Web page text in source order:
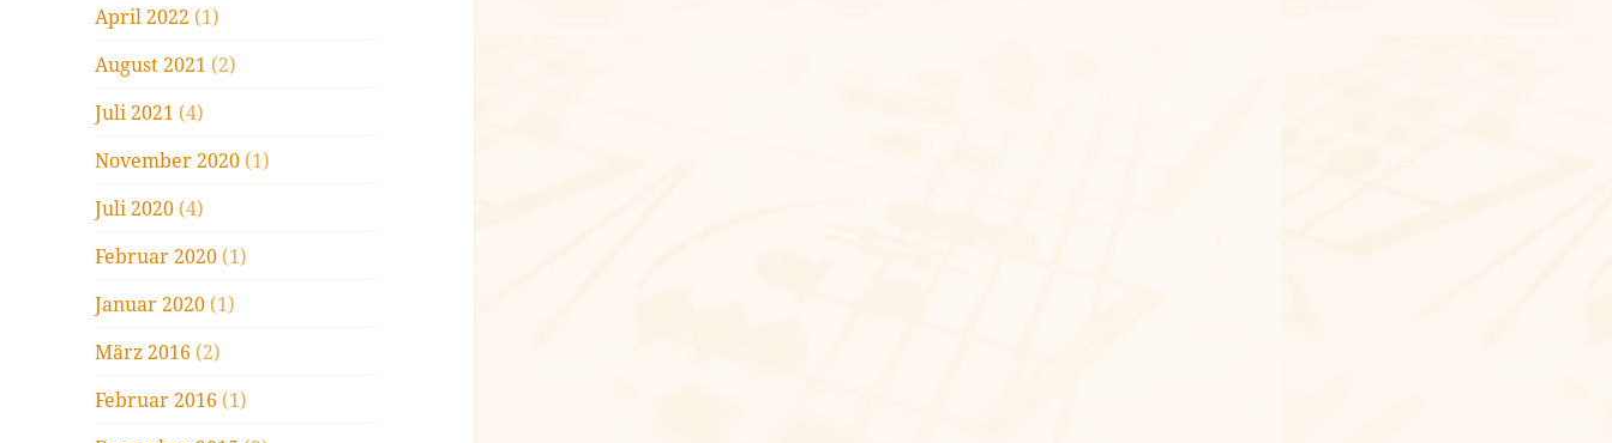
April 2022 (1)
August 2021 (2)
Juli 2021 (4)
November 2020 (1)
Juli 2020 (4)
Februar 2020 (1)
Januar 2020 (1)
März 2016 (2)
Februar 2016 (1)